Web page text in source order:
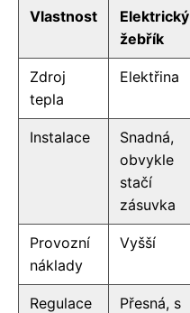
Vlastnost
Elektrický
žebřík
Zdroj
tepla
Elektřina
Instalace
Snadná,
obvykle
stačí
zásuvka
Provozní
náklady
Vyšší
Regulace
Přesná, s